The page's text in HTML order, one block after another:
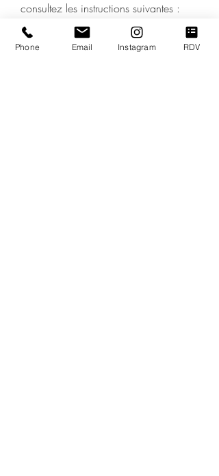
consultez les instructions suivantes :
https://tools.google.com/dlpage/ga
optout?hl=fr
Phone Email Instagram RDV